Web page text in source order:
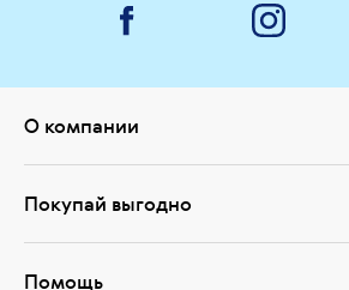
О компании
Покупай выгодно
Помощь